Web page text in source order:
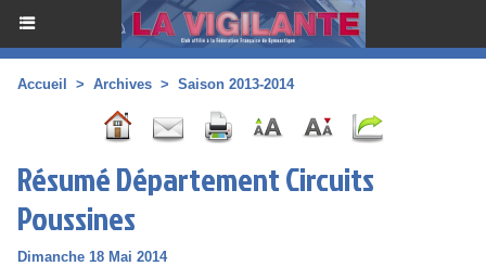
Accueil > Archives > Saison 2013-2014
Résumé Département Circuits
Poussines
Dimanche 18 Mai 2014